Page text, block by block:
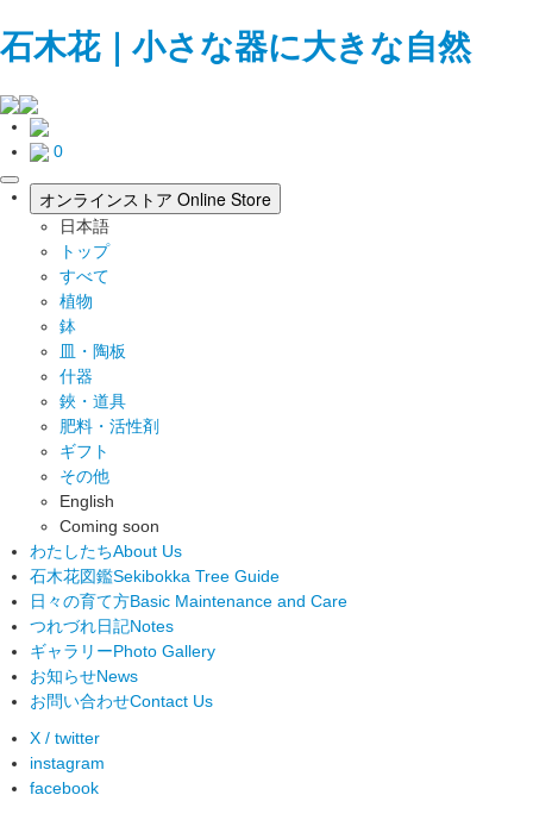
石木花｜小さな器に大きな自然
0
toggle
navigation
オンラインストア Online Store
日本語
トップ
すべて
植物
鉢
皿・陶板
什器
鋏・道具
肥料・活性剤
ギフト
その他
English
Coming soon
わたしたちAbout Us
石木花図鑑Sekibokka Tree Guide
日々の育て方Basic Maintenance and Care
つれづれ日記Notes
ギャラリーPhoto Gallery
お知らせNews
お問い合わせContact Us
X / twitter
instagram
facebook